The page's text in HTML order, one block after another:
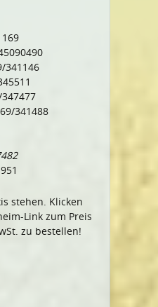
341146
341488
stehen. Klicken
Link zum Preis
zu bestellen!